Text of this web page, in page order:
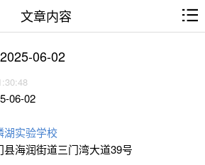
文章内容
06-02
06-02
湖实验学校
海润街道三门湾大道39号